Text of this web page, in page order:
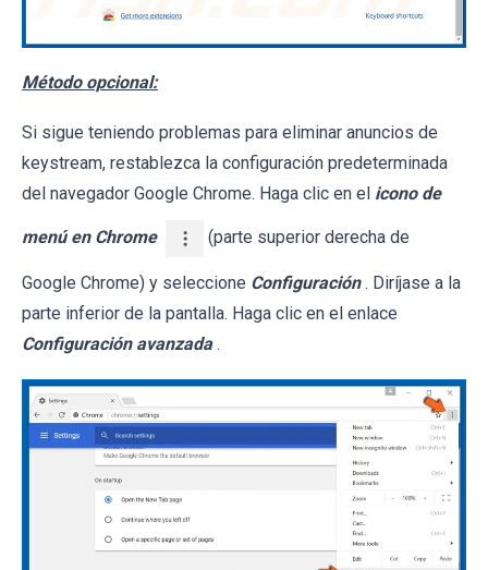
Método opcional:
Si sigue teniendo problemas para eliminar anuncios de
keystream, restablezca la configuración predeterminada
del navegador Google Chrome. Haga clic en el icono de
menú en Chrome (parte superior derecha de
Google Chrome) y seleccione Configuración . Diríjase a la
parte inferior de la pantalla. Haga clic en el enlace
Configuración avanzada .